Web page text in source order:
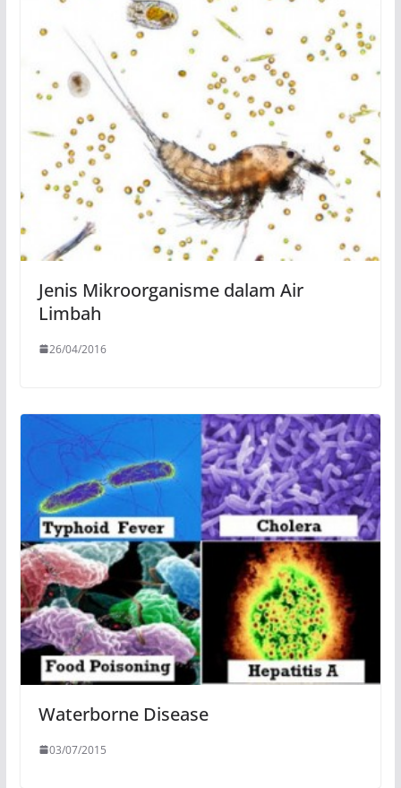
Jenis Mikroorganisme dalam Air
Limbah
26/04/2016
Waterborne Disease
03/07/2015